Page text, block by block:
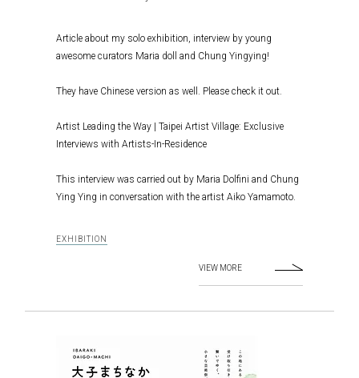
Article about my solo exhibition, interview by young
awesome curators Maria doll and Chung Yingying!
They have Chinese version as well. Please check it out.
Artist Leading the Way | Taipei Artist Village: Exclusive
Interviews with Artists-In-Residence
This interview was carried out by Maria Dolfini and Chung
Ying Ying in conversation with the artist Aiko Yamamoto.
EXHIBITION
VIEW MORE